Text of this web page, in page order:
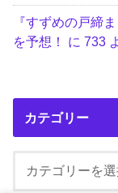
『すずめの戸締
を予想！
に733
カテゴリー